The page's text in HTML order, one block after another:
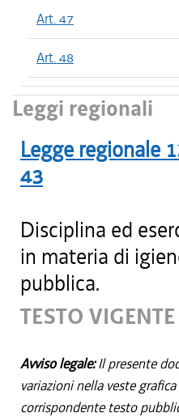
Art. 47
Art. 48
Leggi regionali
Legge regionale
43
Disciplina ed
in materia di
pubblica.
TESTO VIGENTE
Avviso legale:Il presente
variazioni nella veste
corrispondente testo